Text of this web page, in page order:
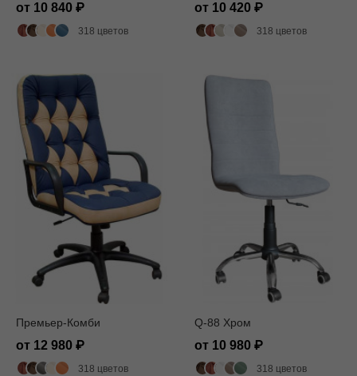
от 10 840
318 цветов
от 10 420
318 цветов
Премьер-Комби
от 12 980
318 цветов
Q-88 Хром
от 10 980
318 цветов